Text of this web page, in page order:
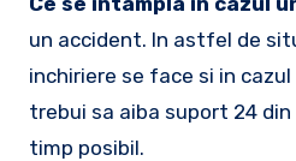
un accident. In astfel de
inchiriere se face si in
trebui sa aiba suport 24
timp posibil.